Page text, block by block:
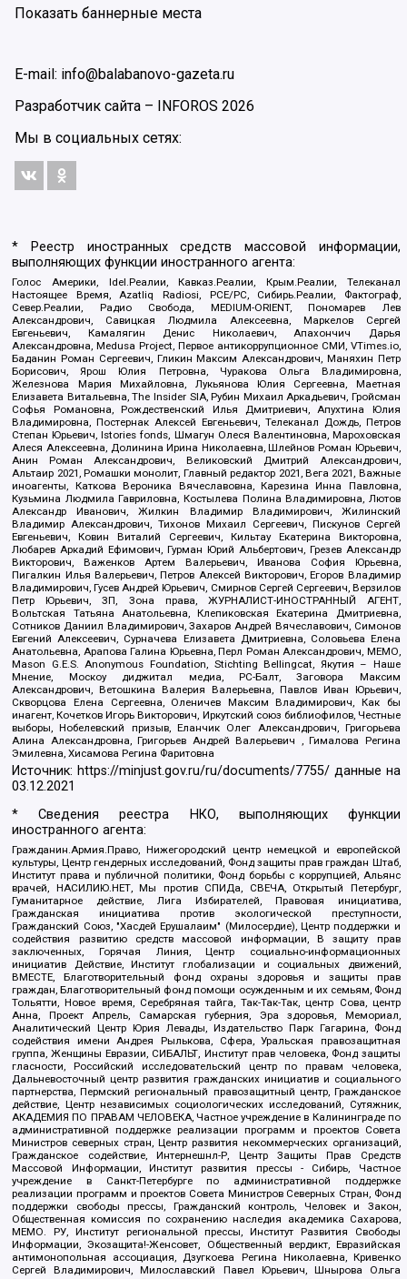
Показать баннерные места
E-mail: info@balabanovo-gazeta.ru
Разработчик сайта –
INFOROS 2026
Мы в социальных сетях:
* Реестр иностранных средств массовой информации,
выполняющих функции иностранного агента:
Голос Америки, Idel.Реалии, Кавказ.Реалии, Крым.Реалии, Телеканал
Настоящее Время, Azatliq Radiosi, PCE/PC, Сибирь.Реалии, Фактограф,
Север.Реалии, Радио Свобода, MEDIUM-ORIENT, Пономарев Лев
Александрович, Савицкая Людмила Алексеевна, Маркелов Сергей
Евгеньевич, Камалягин Денис Николаевич, Апахончич Дарья
Александровна, Medusa Project, Первое антикоррупционное СМИ, VTimes.io,
Баданин Роман Сергеевич, Гликин Максим Александрович, Маняхин Петр
Борисович, Ярош Юлия Петровна, Чуракова Ольга Владимировна,
Железнова Мария Михайловна, Лукьянова Юлия Сергеевна, Маетная
Елизавета Витальевна, The Insider SIA, Рубин Михаил Аркадьевич, Гройсман
Софья Романовна, Рождественский Илья Дмитриевич, Апухтина Юлия
Владимировна, Постернак Алексей Евгеньевич, Телеканал Дождь, Петров
Степан Юрьевич, Istories fonds, Шмагун Олеся Валентиновна, Мароховская
Алеся Алексеевна, Долинина Ирина Николаевна, Шлейнов Роман Юрьевич,
Анин Роман Александрович, Великовский Дмитрий Александрович,
Альтаир 2021, Ромашки монолит, Главный редактор 2021, Вега 2021, Важные
иноагенты, Каткова Вероника Вячеславовна, Карезина Инна Павловна,
Кузьмина Людмила Гавриловна, Костылева Полина Владимировна, Лютов
Александр Иванович, Жилкин Владимир Владимирович, Жилинский
Владимир Александрович, Тихонов Михаил Сергеевич, Пискунов Сергей
Евгеньевич, Ковин Виталий Сергеевич, Кильтау Екатерина Викторовна,
Любарев Аркадий Ефимович, Гурман Юрий Альбертович, Грезев Александр
Викторович, Важенков Артем Валерьевич, Иванова София Юрьевна,
Пигалкин Илья Валерьевич, Петров Алексей Викторович, Егоров Владимир
Владимирович, Гусев Андрей Юрьевич, Смирнов Сергей Сергеевич, Верзилов
Петр Юрьевич, ЗП, Зона права, ЖУРНАЛИСТ-ИНОСТРАННЫЙ АГЕНТ,
Вольтская Татьяна Анатольевна, Клепиковская Екатерина Дмитриевна,
Сотников Даниил Владимирович, Захаров Андрей Вячеславович, Симонов
Евгений Алексеевич, Сурначева Елизавета Дмитриевна, Соловьева Елена
Анатольевна, Арапова Галина Юрьевна, Перл Роман Александрович, МЕМО,
Mason G.E.S. Anonymous Foundation, Stichting Bellingcat, Якутия – Наше
Мнение, Москоу диджитал медиа, РС-Балт, Заговора Максим
Александрович, Ветошкина Валерия Валерьевна, Павлов Иван Юрьевич,
Скворцова Елена Сергеевна, Оленичев Максим Владимирович, Как бы
инагент, Кочетков Игорь Викторович, Иркутский союз библиофилов, Честные
выборы, Нобелевский призыв, Еланчик Олег Александрович, Григорьева
Алина Александровна, Григорьев Андрей Валерьевич , Гималова Регина
Эмилевна, Хисамова Регина Фаритовна
Источник: https://minjust.gov.ru/ru/documents/7755/ данные на
03.12.2021
* Сведения реестра НКО, выполняющих функции
иностранного агента:
Гражданин.Армия.Право, Нижегородский центр немецкой и европейской
культуры, Центр гендерных исследований, Фонд защиты прав граждан Штаб,
Институт права и публичной политики, Фонд борьбы с коррупцией, Альянс
врачей, НАСИЛИЮ.НЕТ, Мы против СПИДа, СВЕЧА, Открытый Петербург,
Гуманитарное действие, Лига Избирателей, Правовая инициатива,
Гражданская инициатива против экологической преступности,
Гражданский Союз, "Хасдей Ерушалаим" (Милосердие), Центр поддержки и
содействия развитию средств массовой информации, В защиту прав
заключенных, Горячая Линия, Центр социально-информационных
инициатив Действие, Институт глобализации и социальных движений,
ВМЕСТЕ, Благотворительный фонд охраны здоровья и защиты прав
граждан, Благотворительный фонд помощи осужденным и их семьям, Фонд
Тольятти, Новое время, Серебряная тайга, Так-Так-Так, центр Сова, центр
Анна, Проект Апрель, Самарская губерния, Эра здоровья, Мемориал,
Аналитический Центр Юрия Левады, Издательство Парк Гагарина, Фонд
содействия имени Андрея Рылькова, Сфера, Уральская правозащитная
группа, Женщины Евразии, СИБАЛЬТ, Институт прав человека, Фонд защиты
гласности, Российский исследовательский центр по правам человека,
Дальневосточный центр развития гражданских инициатив и социального
партнерства, Пермский региональный правозащитный центр, Гражданское
действие, Центр независимых социологических исследований, Сутяжник,
АКАДЕМИЯ ПО ПРАВАМ ЧЕЛОВЕКА, Частное учреждение в Калининграде по
административной поддержке реализации программ и проектов Совета
Министров северных стран, Центр развития некоммерческих организаций,
Гражданское содействие, Интернешнл-Р, Центр Защиты Прав Средств
Массовой Информации, Институт развития прессы - Сибирь, Частное
учреждение в Санкт-Петербурге по административной поддержке
реализации программ и проектов Совета Министров Северных Стран, Фонд
поддержки свободы прессы, Гражданский контроль, Человек и Закон,
Общественная комиссия по сохранению наследия академика Сахарова,
МЕМО. РУ, Институт региональной прессы, Институт Развития Свободы
Информации, Экозащита!-Женсовет, Общественный вердикт, Евразийская
антимонопольная ассоциация, Дзугкоева Регина Николаевна, Кривенко
Сергей Владимирович, Милославский Павел Юрьевич, Шнырова Ольга